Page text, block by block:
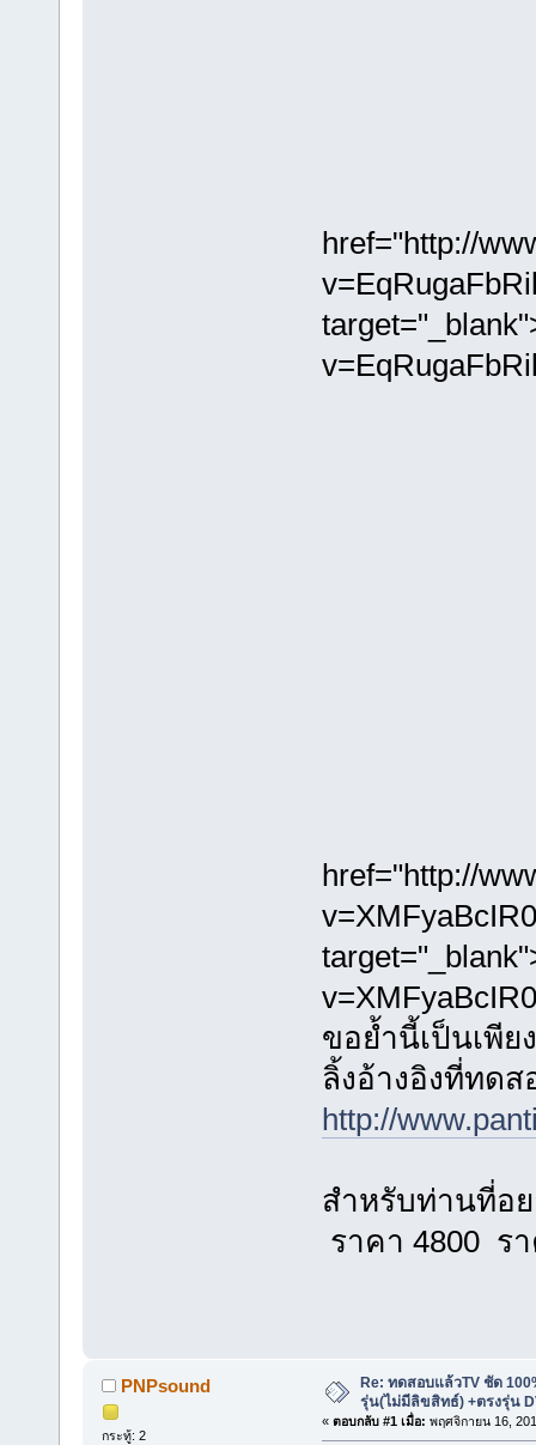
href="http://
href="http://
ขอย้ำนี้เป็นเพีย
ลิ้งอ้างอิงที่ทด
http://
สำหรับท่านที่อย
ราคา 4800 ร
PNPsound
กระทู้: 2
Re: ทดสอบแล้วTV ชัด
รุ่น(ไม่มีลิขสิทธ์) +ตรงรุ่น
« ตอบกลับ #1 เมื่อ: พฤศจิกายน 16,